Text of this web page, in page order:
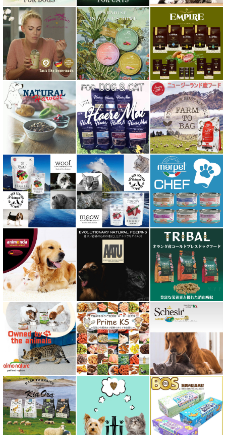
バーキングヘッズ BARKING HEADS
ハーロウブレンド Harlow Blend
バイオトロール・バイオフレッシュ Byotrol
バリアサプリ
Haere Mai ハレマエ
阪急ハロードッグ
プロバイオデンタルPet
ビィ・ナチュラル be-NatuRal
ヒマラヤ ドッグ チーズ チュウ
ファープラスト 歯みがきガム
フィッシュ4 ペットフード正規品
フィールドエイト
フォルツァ10 FORZA10
プライムケイズ さかい企画
ブリスミックス BLISMIX
プレスティージ PRESTIGE
プロデン ProDen
ベイリーコー Bailey+Co
ベッツソリューション VetSolution
ベッツラボ Vets Labo